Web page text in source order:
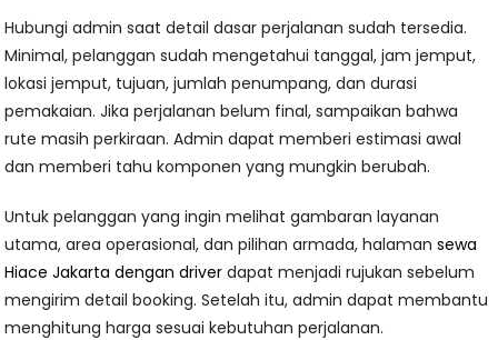
Hubungi admin saat detail dasar perjalanan sudah tersedia.
Minimal, pelanggan sudah mengetahui tanggal, jam jemput,
lokasi jemput, tujuan, jumlah penumpang, dan durasi
pemakaian. Jika perjalanan belum final, sampaikan bahwa
rute masih perkiraan. Admin dapat memberi estimasi awal
dan memberi tahu komponen yang mungkin berubah.
Untuk pelanggan yang ingin melihat gambaran layanan
utama, area operasional, dan pilihan armada, halamansewa
Hiace Jakarta dengan driver dapat menjadi rujukan sebelum
mengirim detail booking. Setelah itu, admin dapat membantu
menghitung harga sesuai kebutuhan perjalanan.